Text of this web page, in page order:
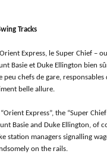
Tracks
Express, le Super Chief –
Basie et Duke Ellington bien
peu chefs de gare,
belle allure.
Express”, the “Super
Basie and Duke Ellington, of
station managers signalling
on the rails.